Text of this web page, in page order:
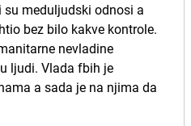
meduljudski odnosi a
bez bilo kakve kontrole.
nevladine
ljudi. Vlada fbih je
a sada je na njima da